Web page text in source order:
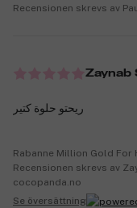
Recensionen skrevs av
Zaynab
ريحتو حلوة كتير
Rabanne Million Gold For
Recensionen skrevs av
cocopanda.no
Se översättning